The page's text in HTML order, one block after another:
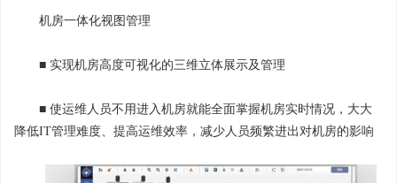
机房一体化视图管理
■ 实现机房高度可视化的三维立体展示及管理
■ 使运维人员不用进入机房就能全面掌握机房实时情况，大大
降低IT管理难度、提高运维效率，减少人员频繁进出对机房的影响